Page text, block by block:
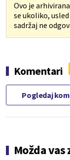
Ovo je
se ukoliko,
sadržaj ne
Komentari
Pogledaj
Možda vas